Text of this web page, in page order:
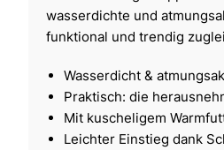
wasserdichte und
funktional und trendig
Wasserdicht &
Praktisch: die
Mit kuscheligem
Leichter Einstieg dank